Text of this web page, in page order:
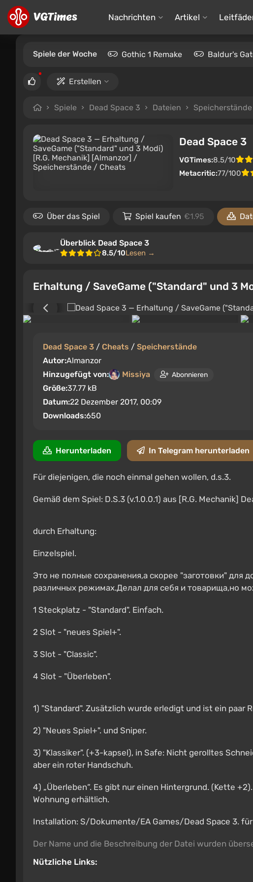
Nachrichten Artikel
Spiele der Woche Gothic 1 Remake Baldur's
Erstellen
Spiele Dead Space 3 Dateien Speicherstände
Dead Space 3
VGTimes:8.5/10
Metacritic:77/100
Über das Spiel Spiel kaufen €1.95
Überblick Dead Space 3
8.5/10Lesen →
Erhaltung / SaveGame ("Standard" und 3
Dead Space 3 / Cheats / Speicherstände
Autor:Almanzor
Hinzugefügt von:
Missiya Abonnieren
Größe:37.77 kB
Datum:22 Dezember 2017, 00:09
Downloads:650
Herunterladen In Telegram herunterladen
Für diejenigen, die noch einmal gehen wollen, d.s.3.
Gemäß dem Spiel: D.S.3 (v.1.0.0.1) aus [R.G. Mechanik]
durch Erhaltung:
Einzelspiel.
Это не полные сохранения,а скорее "заготовки" для
различных режимах.Делал для себя и товарища,но
1 Steckplatz - "Standard". Einfach.
2 Slot - "neues Spiel+".
3 Slot - "Classic".
4 Slot - "Überleben".
1) "Standard". Zusätzlich wurde erledigt und ist ein paar
2) "Neues Spiel+". und Sniper.
3) "Klassiker". (+3-kapsel), in Safe: Nicht gerolltes
aber ein roter Handschuh.
4) „Überleben“. Es gibt nur einen Hintergrund. (Kette
Wohnung erhältlich.
Installation: S/Dokumente/EA Games/Dead Space 3. für
Der Name und die Beschreibung der Datei wurden
Nützliche Links: